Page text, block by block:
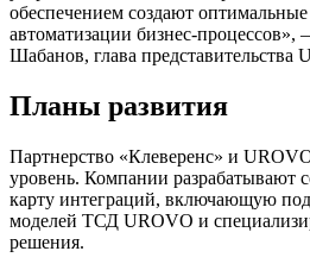
обеспечением создают
автоматизации бизнес-процессов»,
Шабанов, глава представительства
Планы развития
Партнерство «Клеверенс» и
уровень. Компании разрабатывают
карту интеграций, включающую
моделей ТСД UROVO и
решения.